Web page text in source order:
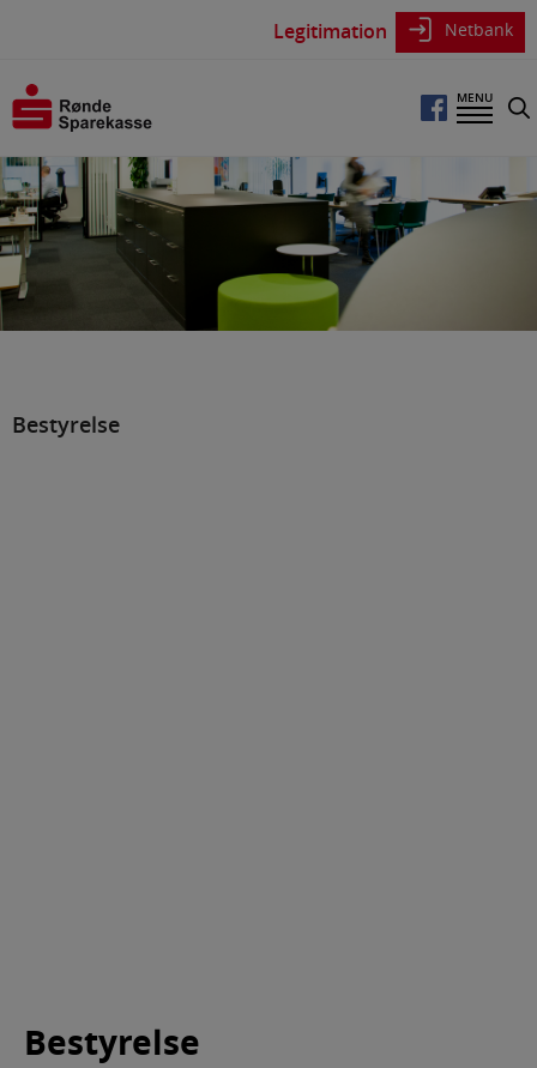
Legitimation Netbank
Log på netbank erhverv
MENU
Søg
hjemmesiden
Bestyrelse
Bestyrelse